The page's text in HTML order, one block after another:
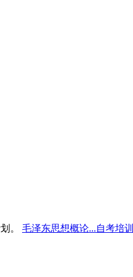
。 毛泽东思想概论...自考培训